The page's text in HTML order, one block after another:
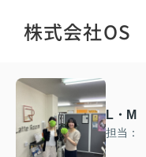
株式会社OS
L・M
担当：